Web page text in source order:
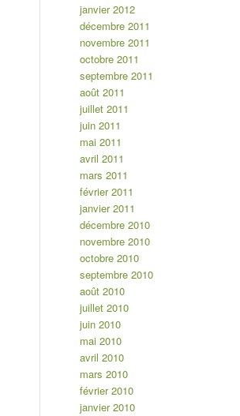
janvier 2012
décembre 2011
novembre 2011
octobre 2011
septembre 2011
août 2011
juillet 2011
juin 2011
mai 2011
avril 2011
mars 2011
février 2011
janvier 2011
décembre 2010
novembre 2010
octobre 2010
septembre 2010
août 2010
juillet 2010
juin 2010
mai 2010
avril 2010
mars 2010
février 2010
janvier 2010